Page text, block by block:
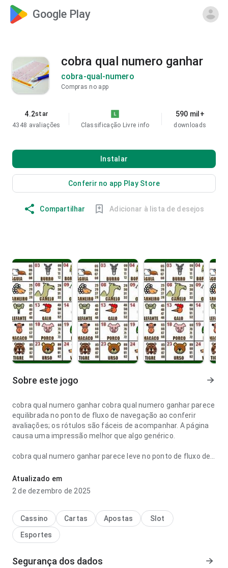
Google Play
cobra qual numero ganhar
cobra-qual-numero
Compras no app
4.2star
4348 avaliações
Classificação Livre info
590 mil+
downloads
Instalar
Conferir no app Play Store
Compartilhar Adicionar à lista de desejos
Sobre este jogo
cobra qual numero ganhar cobra qual numero ganhar parece
equilibrada no ponto de fluxo de navegação ao conferir
avaliações; os rótulos são fáceis de acompanhar. A página
causa uma impressão melhor que algo genérico.
cobra qual numero ganhar parece leve no ponto de fluxo de
fáceis de acompanhar. Isso passa mais confiança ao
usuário.
Atualizado em
2 de dezembro de 2025
Cassino Cartas Apostas
Slot
Esportes
Segurança dos dados